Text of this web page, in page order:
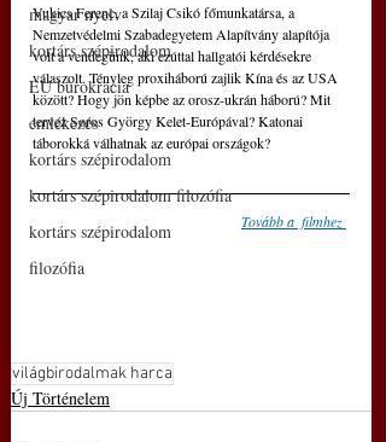
magyar nyelv
kortárs szépirodalom
EU bürokrácia
emlékezés
kortárs szépirodalom
kortárs szépirodalom filozófia
kortárs szépirodalom
filozófia
Vukics Ferenc, a Szilaj Csikó főmunkatársa, a
Nemzetvédelmi Szabadegyetem Alapítvány alapítója
volt a vendégünk, aki ezúttal hallgatói kérdésekre
válaszolt. Tényleg proxiháború zajlik Kína és az USA
között? Hogy jön képbe az orosz-ukrán háború? Mit
tervez Soros György Kelet-Európával? Katonai
táborokká válhatnak az európai országok?
Tovább a  filmhez
világbirodalmak harca
Új Történelem